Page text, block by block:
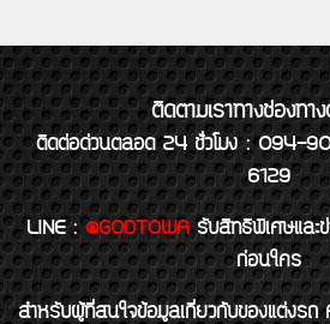
ติดตามเราทางช่องทาง
ติดต่อด่วนตลอด 24 ชั่วโมง : 094-
6129
LINE : @GODTOWA รับสิทธิพิเศษและ
ก่อนใคร
สำหรับผู้ที่สนใจข้อมูลเกี่ยวกับของแต่งรถ